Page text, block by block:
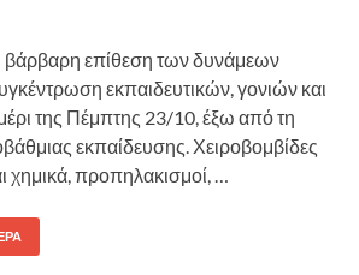
βάρβαρη επίθεση των δυνάμεων
εκπαιδευτικών, γονιών και
της Πέμπτης 23/10, έξω από τη
εκπαίδευσης. Χειροβομβίδες
χημικά, προπηλακισμοί, …